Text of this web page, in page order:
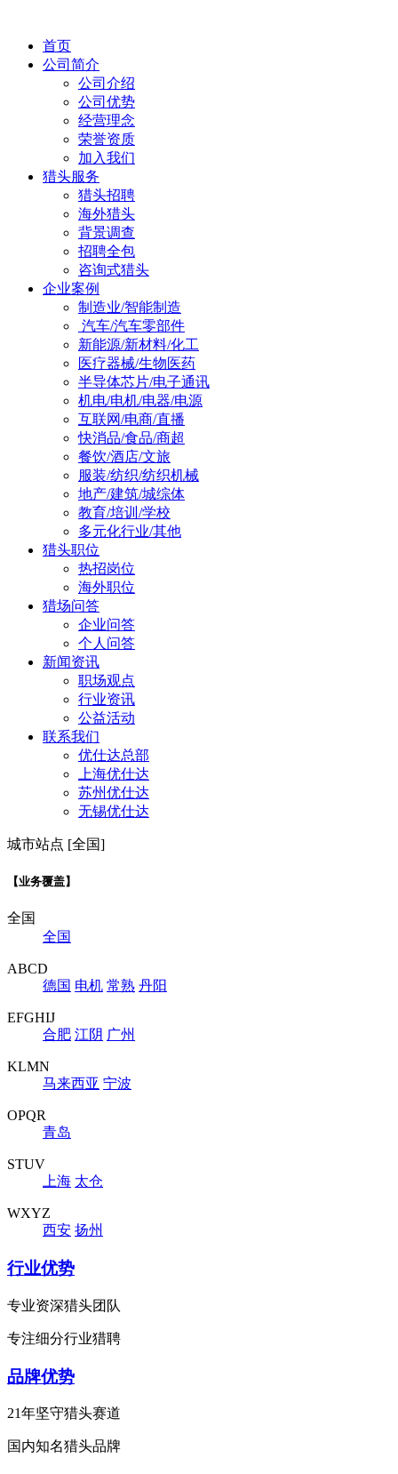
首页
公司简介
公司介绍
公司优势
经营理念
荣誉资质
加入我们
猎头服务
猎头招聘
海外猎头
背景调查
招聘全包
咨询式猎头
企业案例
制造业/智能制造
汽车/汽车零部件
新能源/新材料/化工
医疗器械/生物医药
半导体芯片/电子通讯
机电/电机/电器/电源
互联网/电商/直播
快消品/食品/商超
餐饮/酒店/文旅
服装/纺织/纺织机械
地产/建筑/城综体
教育/培训/学校
多元化行业/其他
猎头职位
热招岗位
海外职位
猎场问答
企业问答
个人问答
新闻资讯
职场观点
行业资讯
公益活动
联系我们
优仕达总部
上海优仕达
苏州优仕达
无锡优仕达
城市站点 [全国]
【业务覆盖】
全国
全国
ABCD
德国 电机 常熟 丹阳
EFGHIJ
合肥 江阴 广州
KLMN
马来西亚 宁波
OPQR
青岛
STUV
上海 太仓
WXYZ
西安 扬州
行业优势
专业资深猎头团队
专注细分行业猎聘
品牌优势
21年坚守猎头赛道
国内知名猎头品牌